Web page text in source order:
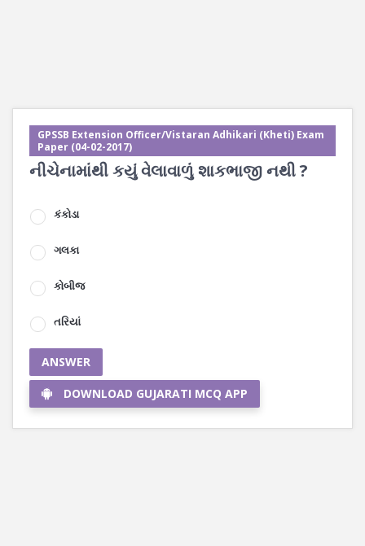
GPSSB Extension Officer/Vistaran Adhikari (Kheti) Exam
Paper (04-02-2017)
નીચેનામાંથી કયું વેલાવાળું શાકભાજી નથી ?
કંકોડા
ગલકા
કોબીજ
તરિયાં
ANSWER
DOWNLOAD GUJARATI MCQ APP